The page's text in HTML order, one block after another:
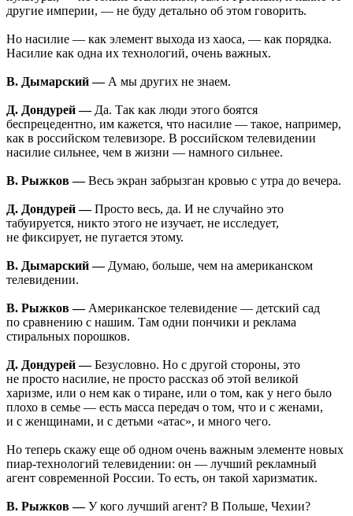
другие империи, — не буду детально об этом говорить.
Но насилие — как элемент выхода из хаоса, — как порядка.
Насилие как одна их технологий, очень важных.
В. Дымарский —А мы других не знаем.
Д. Дондурей —Да. Так как люди этого боятся
беспрецедентно, им кажется, что насилие — такое, например,
как в российском телевизоре. В российском телевидении
насилие сильнее, чем в жизни — намного сильнее.
В. Рыжков —Весь экран забрызган кровью с утра до вечера.
Д. Дондурей —Просто весь, да. И не случайно это
табуируется, никто этого не изучает, не исследует,
не фиксирует, не пугается этому.
В. Дымарский —Думаю, больше, чем на американском
телевидении.
В. Рыжков —Американское телевидение — детский сад
по сравнению с нашим. Там одни пончики и реклама
стиральных порошков.
Д. Дондурей —Безусловно. Но с другой стороны, это
не просто насилие, не просто рассказ об этой великой
харизме, или о нем как о тиране, или о том, как у него было
плохо в семье — есть масса передач о том, что и с женами,
и с женщинами, и с детьми «атас», и много чего.
Но теперь скажу еще об одном очень важным элементе новых
пиар-технологий телевидении: он — лучший рекламный
агент современной России. То есть, он такой харизматик.
В. Рыжков —У кого лучший агент? В Польше, Чехии?